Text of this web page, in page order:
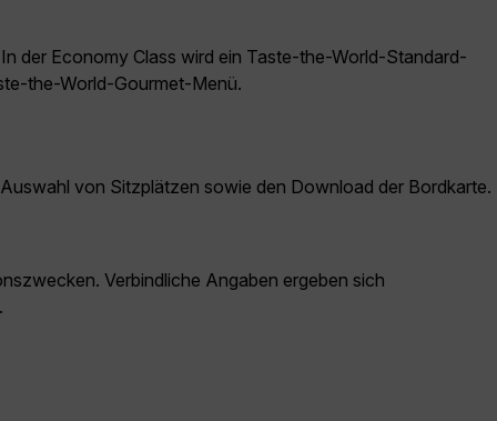
der Economy Class wird ein Taste-the-World-Standard-
the-World-Gourmet-Menü.
von Sitzplätzen sowie den Download der Bordkarte.
Verbindliche Angaben ergeben sich